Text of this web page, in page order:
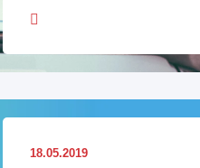
18.05.2019